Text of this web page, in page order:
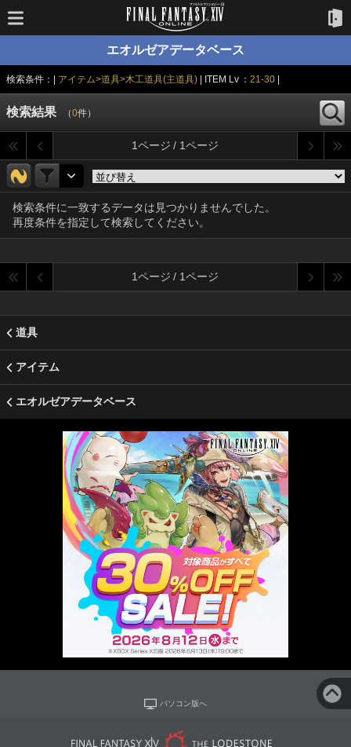
エオルゼアデータベース
検索条件：| アイテム>道具>木工道具(主道具) | ITEM Lv ：21-30
検索結果 （0件）
1ページ / 1ページ
検索条件に一致するデータは見つかりませんでした。
再度条件を指定して検索してください。
1ページ / 1ページ
道具
アイテム
エオルゼアデータベース
パソコン版へ